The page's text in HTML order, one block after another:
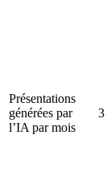
Présentations
générées par
l’IA par mois
3